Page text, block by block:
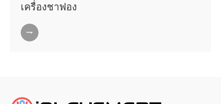
เครื่องชาฟอง
